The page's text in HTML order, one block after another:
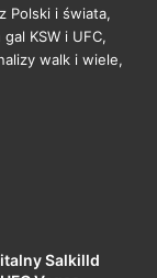
Polski i świata,
KSW i UFC,
walk i wiele,
Salkilld